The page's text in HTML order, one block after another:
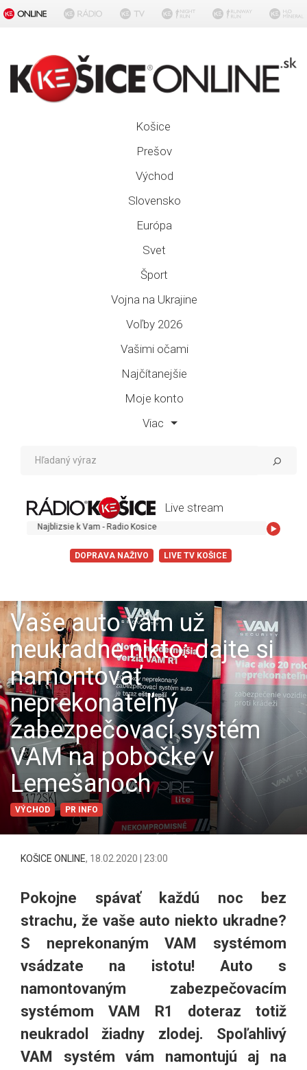
Košice
Prešov
Východ
Slovensko
Európa
Svet
Šport
Vojna na Ukrajine
Voľby 2026
Vašimi očami
Najčítanejšie
Moje konto
Viac
Live stream
Najblizsie k Vam - Radio Kosice
DOPRAVA NAŽIVO LIVE TV KOŠICE
Vaše auto vám už
neukradne nikto: dajte si
namontovať
neprekonateľný
zabezpečovací systém
VAM na pobočke v
Lemešanoch
VÝCHOD PR INFO
KOŠICE ONLINE, 18.02.2020 | 23:00
Pokojne spávať každú noc bez
strachu, že vaše auto niekto ukradne?
S neprekonaným VAM systémom
vsádzate na istotu! Auto s
namontovaným zabezpečovacím
systémom VAM R1 doteraz totiž
neukradol žiadny zlodej. Spoľahlivý
VAM systém vám namontujú aj na